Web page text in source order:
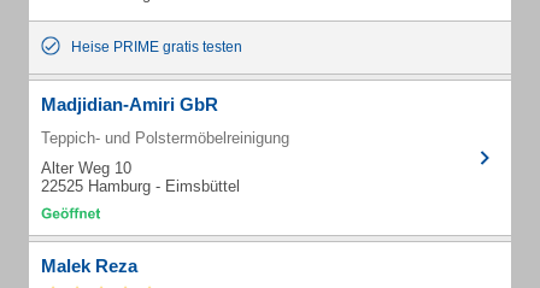
Heise PRIME gratis testen
Madjidian-Amiri GbR
Teppich- und Polstermöbelreinigung
Alter Weg 10
22525 Hamburg - Eimsbüttel
Malek Reza